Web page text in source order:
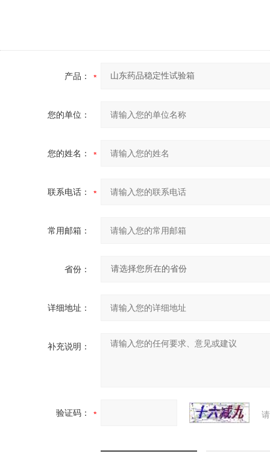
产品：
您的单位：
您的姓名：
联系电话：
常用邮箱：
省份：
详细地址：
补充说明：
验证码：